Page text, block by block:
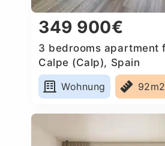
349 900€
3 bedrooms apartment
Calpe (Calp), Spain
Wohnung
92m2